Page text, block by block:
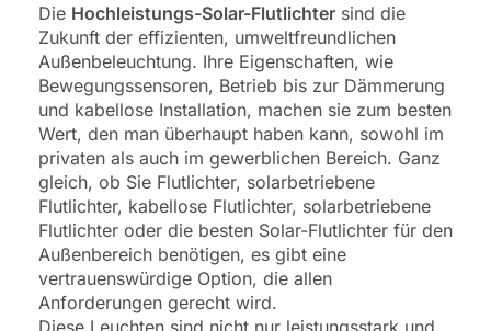
Die Hochleistungs-Solar-Flutlichter sind die
Zukunft der effizienten, umweltfreundlichen
Außenbeleuchtung. Ihre Eigenschaften, wie
Bewegungssensoren, Betrieb bis zur Dämmerung
und kabellose Installation, machen sie zum besten
Wert, den man überhaupt haben kann, sowohl im
privaten als auch im gewerblichen Bereich. Ganz
gleich, ob Sie Flutlichter, solarbetriebene
Flutlichter, kabellose Flutlichter, solarbetriebene
Flutlichter oder die besten Solar-Flutlichter für den
Außenbereich benötigen, es gibt eine
vertrauenswürdige Option, die allen
Anforderungen gerecht wird.
Diese Leuchten sind nicht nur leistungsstark und